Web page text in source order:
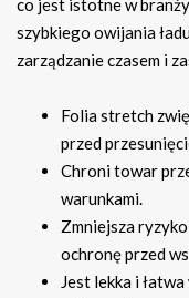
co jest istotne w
szybkiego owijania
zarządzanie czasem i
Folia stretch
przed
Chroni towar
warunkami.
Zmniejsza
ochronę przed
Jest lekka i